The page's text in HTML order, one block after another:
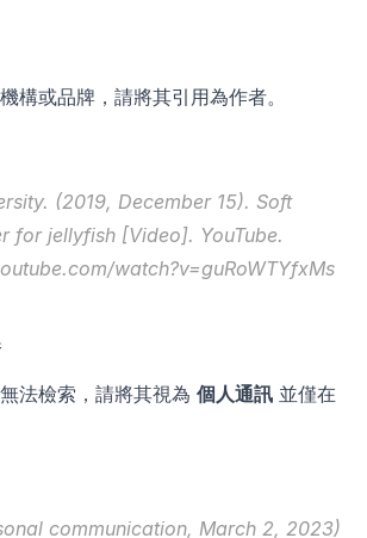
構或品牌，請將其引用為作者。
(2019, December 15). Soft
for jellyfish [Video]. YouTube.
watch?v=guRoWTYfxMs
法檢索，請將其視為 個人通訊 並僅在
communication, March 2, 2023)